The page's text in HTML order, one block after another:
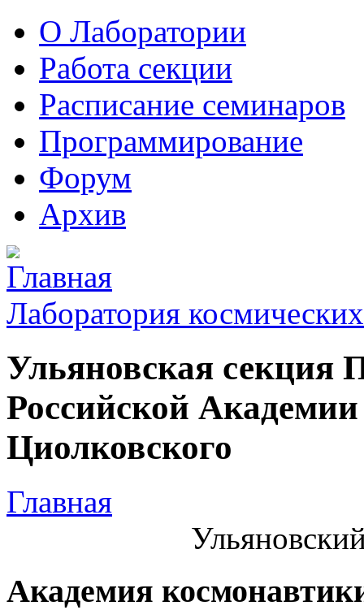
О Лаборатории
Работа секции
Расписание семинаров
Программирование
Форум
Архив
Лаборатория
Ульяновская секция
Российской
Циолковского
Главная
Академия